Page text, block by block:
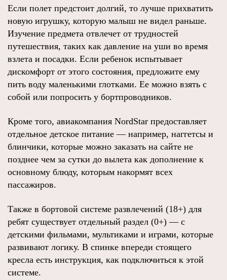
Если полет предстоит долгий, то лучше прихватить
новую игрушку, которую малыш не видел раньше.
Изучение предмета отвлечет от трудностей
путешествия, таких как давление на уши во время
взлета и посадки. Если ребенок испытывает
дискомфорт от этого состояния, предложите ему
пить воду маленькими глотками. Ее можно взять с
собой или попросить у бортпроводников.
Кроме того, авиакомпания NordStar предоставляет
отдельное детское питание — например, наггетсы и
блинчики, которые можно заказать на сайте не
позднее чем за сутки до вылета как дополнение к
основному блюду, которым накормят всех
пассажиров.
Также в бортовой системе развлечений (18+) для
ребят существует отдельный раздел (0+) — с
детскими фильмами, мультиками и играми, которые
развивают логику. В спинке впереди стоящего
кресла есть инструкция, как подключиться к этой
системе.